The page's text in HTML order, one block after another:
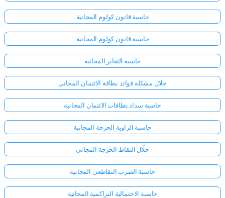
حاسبة قانون كولوم المجانية
حاسبة قانون كولوم المجانية
حاسبة التغاير المجانية
حلال مشكلة فوائد بطاقة الائتمان المجاني
حاسبة سداد بطاقات الائتمان المجانية
حاسبة الزاوية الحرجة المجانية
حلّال النقاط الحرجة المجاني
حاسبة الضرب التقاطعي المجانية
حاسبة الاحتمالية التراكمية المجانية